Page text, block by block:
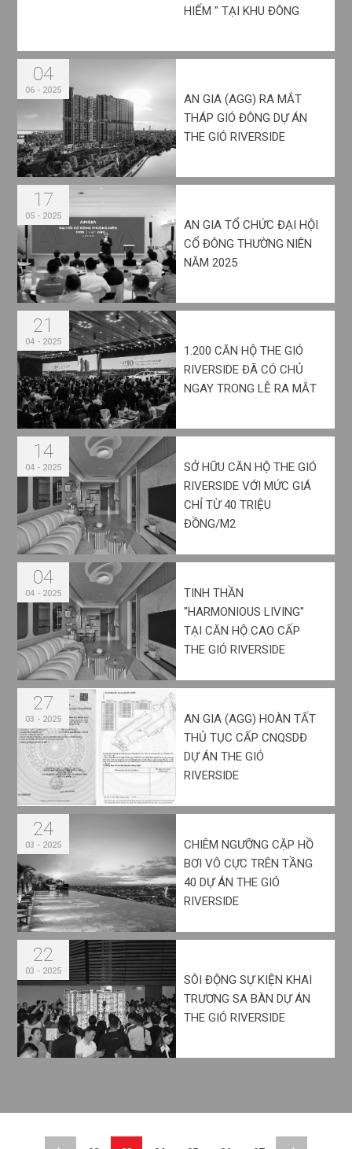
HIẾM " TẠI KHU ĐÔNG
04
06 - 2025
AN GIA (AGG) RA MẮT
THÁP GIÓ ĐÔNG DỰ ÁN
THE GIÓ RIVERSIDE
17
05 - 2025
AN GIA TỔ CHỨC ĐẠI HỘI
CỔ ĐÔNG THƯỜNG NIÊN
NĂM 2025
21
04 - 2025
1.200 CĂN HỘ THE GIÓ
RIVERSIDE ĐÃ CÓ CHỦ
NGAY TRONG LỄ RA MẮT
14
04 - 2025
SỞ HỮU CĂN HỘ THE GIÓ
RIVERSIDE VỚI MỨC GIÁ
CHỈ TỪ 40 TRIỆU
ĐỒNG/M2
04
04 - 2025
TINH THẦN
"HARMONIOUS LIVING"
TẠI CĂN HỘ CAO CẤP
THE GIÓ RIVERSIDE
27
03 - 2025
AN GIA (AGG) HOÀN TẤT
THỦ TỤC CẤP CNQSDĐ
DỰ ÁN THE GIÓ
RIVERSIDE
24
03 - 2025
CHIÊM NGƯỠNG CẶP HỒ
BƠI VÔ CỰC TRÊN TẦNG
40 DỰ ÁN THE GIÓ
RIVERSIDE
22
03 - 2025
SÔI ĐỘNG SỰ KIỆN KHAI
TRƯƠNG SA BÀN DỰ ÁN
THE GIÓ RIVERSIDE